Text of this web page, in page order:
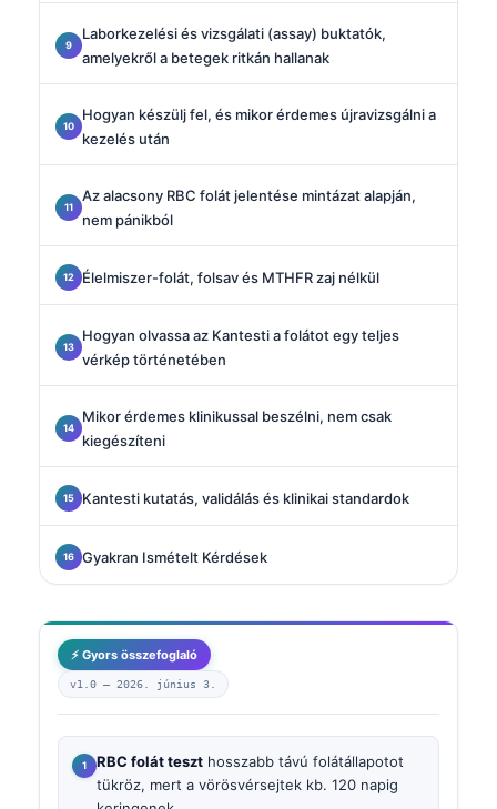
Laborkezelési és vizsgálati (assay) buktatók,
amelyekről a betegek ritkán hallanak
Hogyan készülj fel, és mikor érdemes újravizsgálni a
kezelés után
Az alacsony RBC folát jelentése mintázat alapján,
nem pánikból
Élelmiszer-folát, folsav és MTHFR zaj nélkül
Hogyan olvassa az Kantesti a folátot egy teljes
vérkép történetében
Mikor érdemes klinikussal beszélni, nem csak
kiegészíteni
Kantesti kutatás, validálás és klinikai standardok
Gyakran Ismételt Kérdések
⚡ Gyors összefoglaló
v1.0 — 2026. június 3.
RBC folát teszt hosszabb távú folátállapotot
tükröz, mert a vörösvérsejtek kb. 120 napig